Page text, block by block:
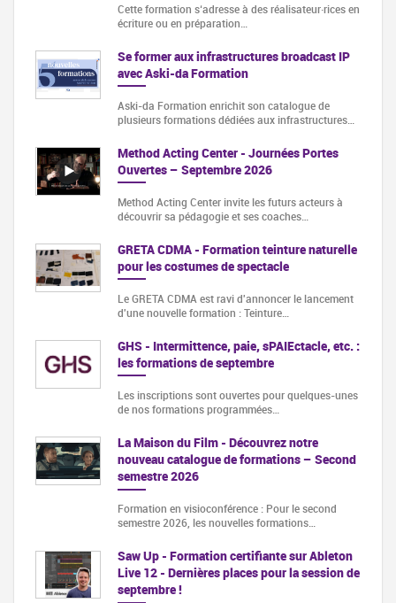
Cette formation s‘adresse à des réalisateur·rices en
écriture ou en préparation…
Se former aux infrastructures broadcast IP
avec Aski-da Formation
Aski-da Formation enrichit son catalogue de
plusieurs formations dédiées aux infrastructures…
Method Acting Center - Journées Portes
Ouvertes – Septembre 2026
Method Acting Center invite les futurs acteurs à
découvrir sa pédagogie et ses coaches…
GRETA CDMA - Formation teinture naturelle
pour les costumes de spectacle
Le GRETA CDMA est ravi d'annoncer le lancement
d'une nouvelle formation : Teinture…
GHS - Intermittence, paie, sPAIEctacle, etc. :
les formations de septembre
Les inscriptions sont ouvertes pour quelques-unes
de nos formations programmées…
La Maison du Film - Découvrez notre
nouveau catalogue de formations – Second
semestre 2026
Formation en visioconférence : Pour le second
semestre 2026, les nouvelles formations…
Saw Up - Formation certifiante sur Ableton
Live 12 - Dernières places pour la session de
septembre !